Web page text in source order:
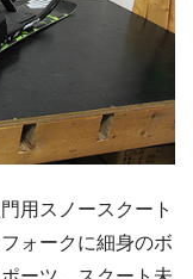
用スノースクート
ォークに細身のボ